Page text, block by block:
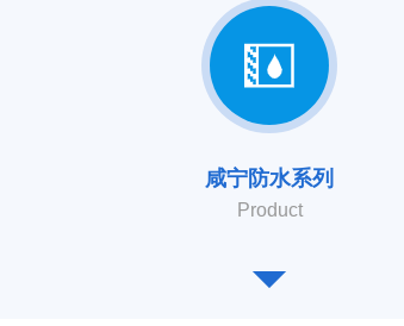
咸宁防水系列
Product